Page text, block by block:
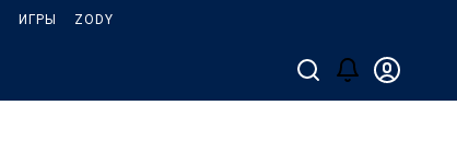
ИГРЫ ZODY